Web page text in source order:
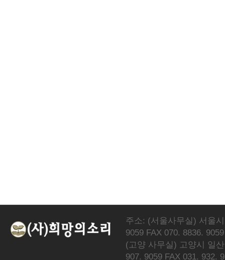
주소: (서울사무실) 서울
9059 FAX 070. 8836. 9059
(고양 사무실) 고양시 일
907. 9059 FAX 031. 932.